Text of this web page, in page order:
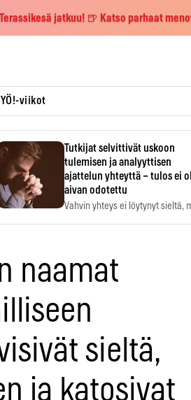
Terassikesä jatkuu! 🍺 Katso parhaat
viikot
Tutkijat selvittivät uskoon
tulemisen ja analyyttisen
ajattelun yhteyttä – tulos ei
aivan odotettu
Vahvin yhteys ei löytynyt sieltä,
naamat
sieltä,
ja katosivat